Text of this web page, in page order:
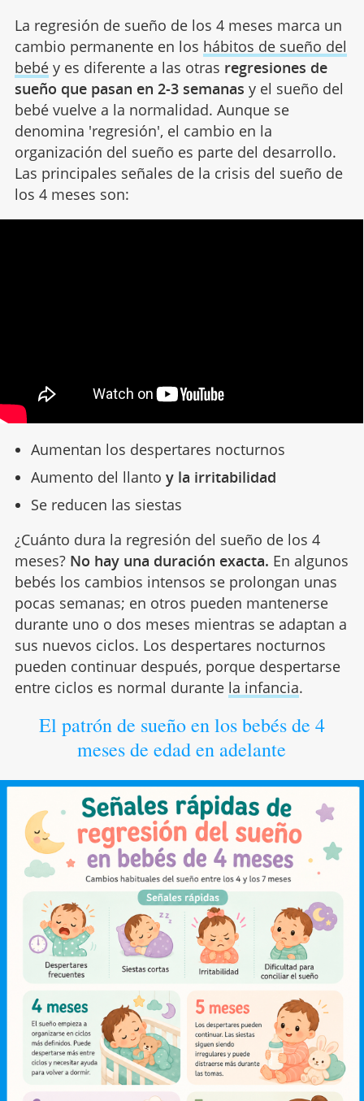
La regresión de sueño de los 4 meses marca un
cambio permanente en los hábitos de sueño del
bebéy es diferente a las otras regresiones de
sueño que pasan en 2-3 semanas y el sueño del
bebé vuelve a la normalidad. Aunque se
denomina 'regresión', el cambio en la
organización del sueño es parte del desarrollo.
Las principales señales de la crisis del sueño de
los 4 meses son:
Aumentan los despertares nocturnos
Aumento del llanto y la irritabilidad
Se reducen las siestas
¿Cuánto dura la regresión del sueño de los 4
meses? No hay una duración exacta. En algunos
bebés los cambios intensos se prolongan unas
pocas semanas; en otros pueden mantenerse
durante uno o dos meses mientras se adaptan a
sus nuevos ciclos. Los despertares nocturnos
pueden continuar después, porque despertarse
entre ciclos es normal durante la infancia.
El patrón de sueño en los bebés de 4
meses de edad en adelante